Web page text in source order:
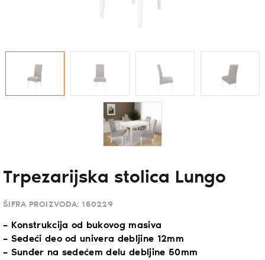
Trpezarijska stolica Lungo
ŠIFRA PROIZVODA: 150229
– Konstrukcija od bukovog masiva
– Sedeći deo od univera debljine 12mm
– Sunđer na sedećem delu debljine 50mm